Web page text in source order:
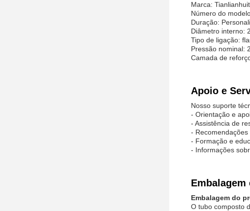
Marca:
Número do
Duração:
Diâmetro interno:
Tipo de ligação:
Pressão nominal:
Camada de
Apoio e
Nosso suporte
- Orientação e
- Assistência de
-
- Formação e
- Informações
Embalagem do
O tubo composto